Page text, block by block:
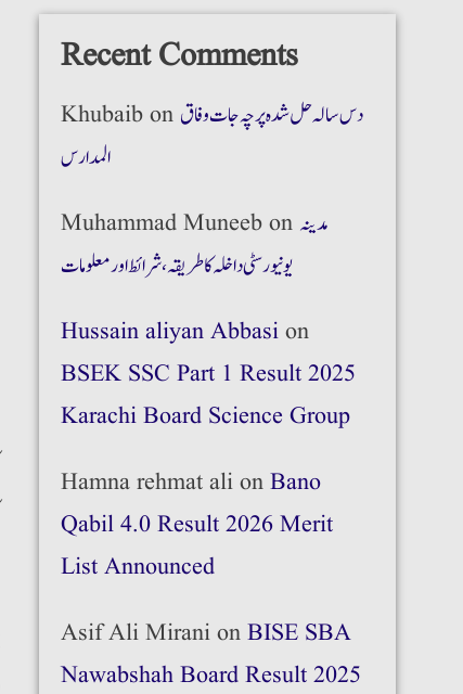
Recent Comments
Khubaibon دس سالہ حل شدہ پرچہ جات وفاق
المدارس
Muhammad Muneebon مدینہ
یونیورسٹی داخلہ کا طریقہ،شرائط اور معلومات
Hussain aliyan Abbasion
BSEK SSC Part 1 Result 2025
Karachi Board Science Group
Hamna rehmat alionBano
Qabil 4.0 Result 2026 Merit
List Announced
Asif Ali MiranionBISE SBA
Nawabshah Board Result 2025